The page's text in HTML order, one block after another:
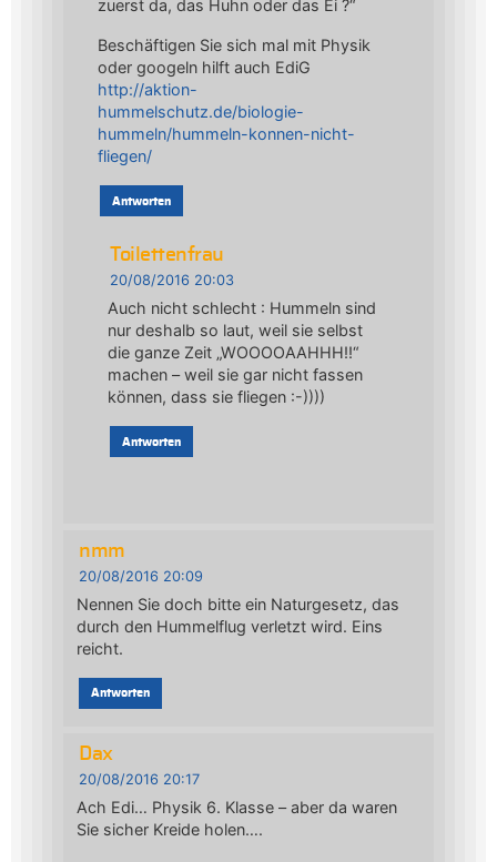
zuerst da, das Huhn oder das Ei ?“
Beschäftigen Sie sich mal mit Physik
oder googeln hilft auch EdiG
http://aktion-
hummelschutz.de/biologie-
hummeln/hummeln-konnen-nicht-
fliegen/
Antworten
Toilettenfrau
20/08/2016 20:03
Auch nicht schlecht : Hummeln sind
nur deshalb so laut, weil sie selbst
die ganze Zeit „WOOOOAAHHH!!“
machen – weil sie gar nicht fassen
können, dass sie fliegen :-))))
Antworten
nmm
20/08/2016 20:09
Nennen Sie doch bitte ein Naturgesetz, das
durch den Hummelflug verletzt wird. Eins
reicht.
Antworten
Dax
20/08/2016 20:17
Ach Edi… Physik 6. Klasse – aber da waren
Sie sicher Kreide holen….